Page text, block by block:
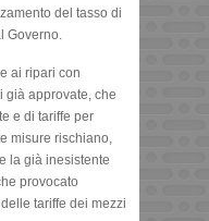
del tasso di
Governo.
ai ripari con
già approvate, che
e di tariffe per
misure rischiano,
la già inesistente
provocato
tariffe dei mezzi